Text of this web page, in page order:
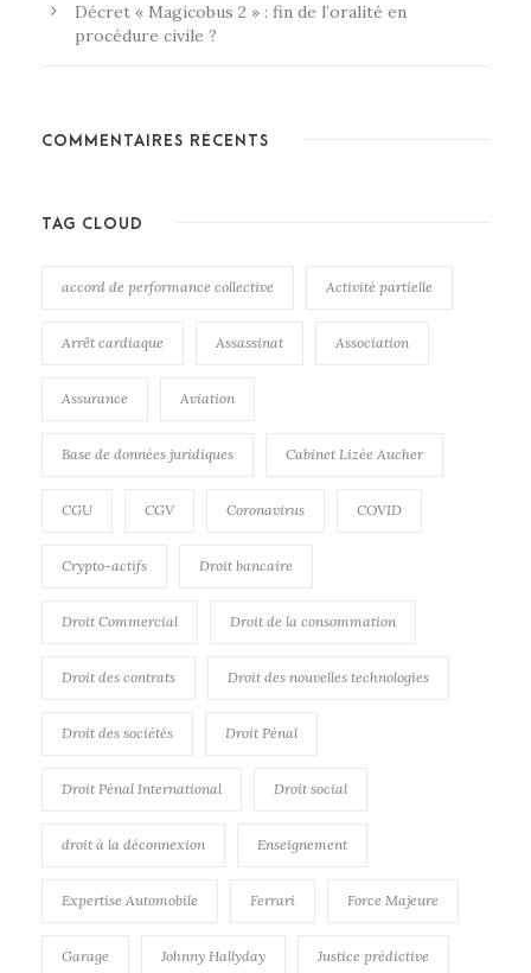
Décret « Magicobus 2 » : fin de l’oralité en
procédure civile ?
COMMENTAIRES RÉCENTS
TAG CLOUD
accord de performance collective Activité partielle
Arrêt cardiaque Assassinat Association
Assurance Aviation
Base de données juridiques Cabinet Lizée Aucher
CGU CGV Coronavirus COVID
Crypto-actifs Droit bancaire
Droit Commercial Droit de la consommation
Droit des contrats Droit des nouvelles technologies
Droit des sociétés Droit Pénal
Droit Pénal International Droit social
droit à la déconnexion Enseignement
Expertise Automobile Ferrari Force Majeure
Garage Johnny Hallyday Justice prédictive